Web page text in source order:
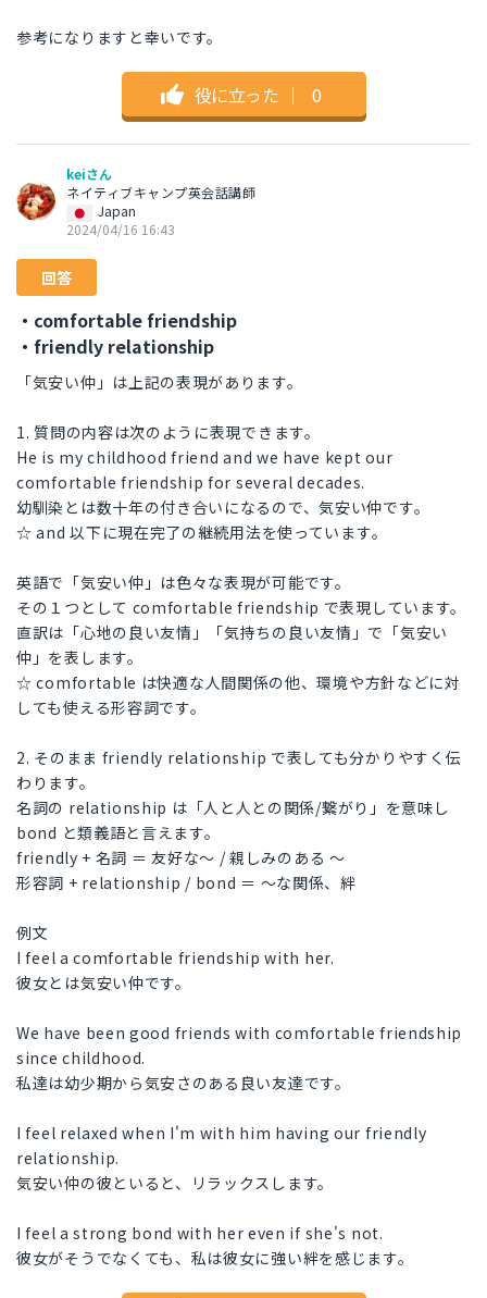
参考になりますと幸いです。
役に立った ｜ 0
keiさん
ネイティブキャンプ英会話講師
Japan
2024/04/16 16:43
回答
・comfortable friendship
・friendly relationship
「気安い仲」は上記の表現があります。
1. 質問の内容は次のように表現できます。
He is my childhood friend and we have kept our
comfortable friendship for several decades.
幼馴染とは数十年の付き合いになるので、気安い仲です。
☆ and 以下に現在完了の継続用法を使っています。
英語で「気安い仲」は色々な表現が可能です。
その１つとして comfortable friendship で表現しています。
直訳は「心地の良い友情」「気持ちの良い友情」で「気安い
仲」を表します。
☆ comfortable は快適な人間関係の他、環境や方針などに対
しても使える形容詞です。
2. そのまま friendly relationship で表しても分かりやすく伝
わります。
名詞の relationship は「人と人との関係/繋がり」を意味し
bond と類義語と言えます。
friendly + 名詞 ＝ 友好な～ / 親しみのある ～
形容詞 + relationship / bond ＝ ～な関係、絆
例文
I feel a comfortable friendship with her.
彼女とは気安い仲です。
We have been good friends with comfortable friendship
since childhood.
私達は幼少期から気安さのある良い友達です。
I feel relaxed when I'm with him having our friendly
relationship.
気安い仲の彼といると、リラックスします。
I feel a strong bond with her even if she's not.
彼女がそうでなくても、私は彼女に強い絆を感じます。